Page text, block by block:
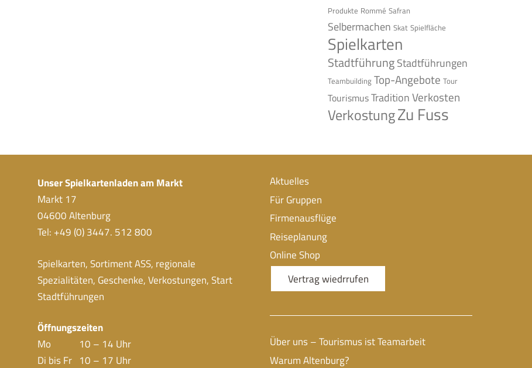
Produkte Rommé Safran
Selbermachen Skat Spielfläche
Spielkarten
StadtführungStadtführungen
Teambuilding Top-Angebote Tour
TourismusTraditionVerkosten
VerkostungZu Fuss
Unser Spielkartenladen am Markt
Markt 17
04600 Altenburg
Tel: +49 (0) 3447. 512 800
Spielkarten, Sortiment ASS, regionale
Spezialitäten, Geschenke, Verkostungen, Start
Stadtführungen
Öffnungszeiten
Mo 10 – 14 Uhr
Di bis Fr 10 – 17 Uhr
Aktuelles
Für Gruppen
Firmenausflüge
Reiseplanung
Online Shop
Vertrag wiedrrufen
Über uns – Tourismus ist Teamarbeit
Warum Altenburg?